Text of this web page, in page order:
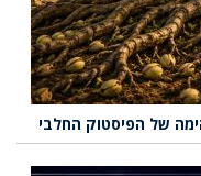
של הפיסטוק החלבי